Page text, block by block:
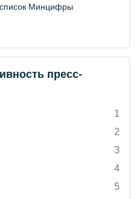
Минцифры
пресс-
1
2
3
4
5